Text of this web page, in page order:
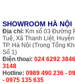
SHOWROOM HÀ NỘI
Địa chỉ: Km số 03 Đường
Tuệ, Xã Thanh Liệt, Huyện
TP. Hà Nội (Trong Tổng
Số 1)
Điện thoại: 024 6292
3148
Hotline: 0989 490 236 -
- 0975 135 635